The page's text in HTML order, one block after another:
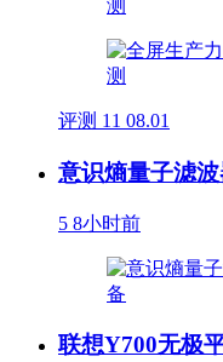
评测 11 08.01
意识熵量子滤
5 8小时前
联想Y700无极